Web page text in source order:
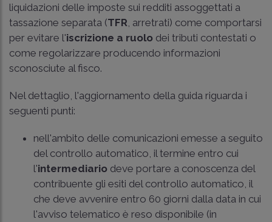
liquidazioni delle imposte sui redditi assoggettati a
tassazione separata (TFR , arretrati) come comportarsi
per evitare l'iscrizione a ruolo dei tributi contestati o
come regolarizzare producendo informazioni
sconosciute al fisco.
Nel dettaglio, l'aggiornamento della guida riguarda i
seguenti punti:
nell'ambito delle comunicazioni emesse a seguito
del controllo automatico, il termine entro cui
l'intermediario deve portare a conoscenza del
contribuente gli esiti del controllo automatico, il
che deve avvenire entro 60 giorni dalla data in cui
l'avviso telematico è reso disponibile (in